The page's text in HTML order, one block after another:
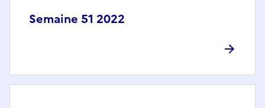
Semaine 51 2022